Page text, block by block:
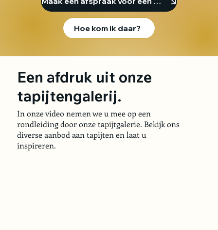
Hoe kom ik daar?
Een afdruk uit onze
tapijtengalerij.
In onze video nemen we u mee op een
rondleiding door onze tapijtgalerie. Bekijk ons
diverse aanbod aan tapijten en laat u
inspireren.